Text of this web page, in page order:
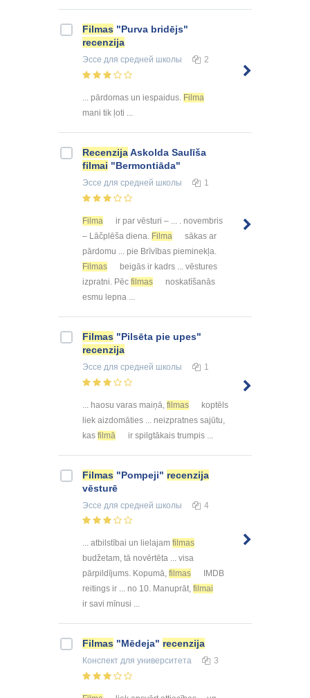
Filmas "Purva bridējs"
recenzija
Эссе для средней школы 2
... pārdomas un iespaidus. Filma
mani tik ļoti ...
RecenzijaAskolda Saulīša
filmai "Bermontiāda"
Эссе для средней школы 1
Filma
ir par vēsturi – ... . novembris
– Lāčplēša diena. Filma
sākas ar
pārdomu ... pie Brīvības pieminekļa.
Filmas
beigās ir kadrs ... vēstures
izpratni. Pēc filmas
noskatīšanās
esmu lepna ...
Filmas "Pilsēta pie upes"
recenzija
Эссе для средней школы 1
... haosu varas maiņā, filmas
koptēls
liek aizdomāties ... neizpratnes sajūtu,
kas filmā ir spilgtākais trumpis ...
Filmas "Pompeji" recenzija
vēsturē
Эссе для средней школы 4
... atbilstībai un lielajam filmas
budžetam, tā novērtēta ... visa
pārpildījums. Kopumā, filmas
IMDB
reitings ir ... no 10. Manuprāt, filmai
ir savi mīnusi ...
Filmas "Mēdeja" recenzija
Конспект для университета 3